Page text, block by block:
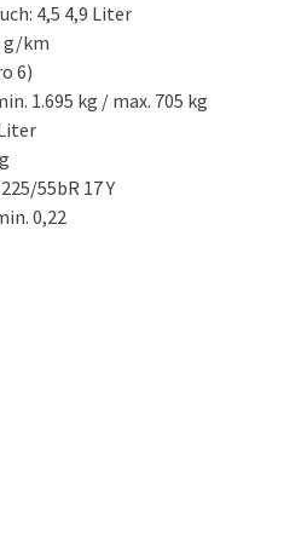
4,5 4,9 Liter
g/km
6)
1.695 kg / max. 705 kg
55bR 17 Y
0,22